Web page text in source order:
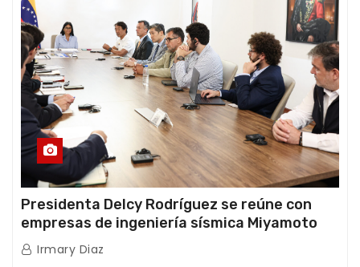
Presidenta Delcy Rodríguez se reúne con
empresas de ingeniería sísmica Miyamoto
International y TFI Solutions
Irmary Diaz